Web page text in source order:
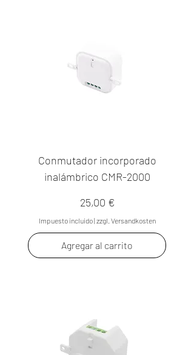
Conmutador incorporado
inalámbrico CMR-2000
Precio
25,00 €
Impuesto incluido|zzgl. Versandkosten
Agregar al carrito